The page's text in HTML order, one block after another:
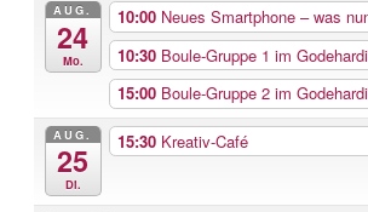
AUG.
24
Mo.
10:00 Neues Smartphone – was
10:30 Boule-Gruppe 1 im
15:00 Boule-Gruppe 2 im
AUG.
25
Di.
15:30 Kreativ-Café